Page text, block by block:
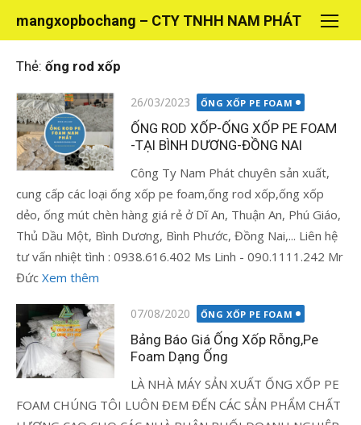
dung
mangxopbochang – CTY TNHH NAM PHÁT
Thẻ: ống rod xốp
Đăng
vào
26/03/2023 ỐNG XỐP PE FOAM
ỐNG ROD XỐP-ỐNG XỐP PE FOAM
-TẠI BÌNH DƯƠNG-ĐỒNG NAI
Công Ty Nam Phát chuyên sản xuất,
cung cấp các loại ống xốp pe foam,ống rod xốp,ống xốp
dẻo, ống mút chèn hàng giá rẻ ở Dĩ An, Thuận An, Phú Giáo,
Thủ Dầu Một, Bình Dương, Bình Phước, Đồng Nai,... Liên hệ
tư vấn nhiệt tình : 0938.616.402 Ms Linh - 090.1111.242 Mr
Đức Xem thêm
Đăng
vào
07/08/2020 ỐNG XỐP PE FOAM
Bảng Báo Giá Ống Xốp Rỗng,Pe
Foam Dạng Ống
LÀ NHÀ MÁY SẢN XUẤT ỐNG XỐP PE
FOAM CHÚNG TÔI LUÔN ĐEM ĐẾN CÁC SẢN PHẨM CHẤT